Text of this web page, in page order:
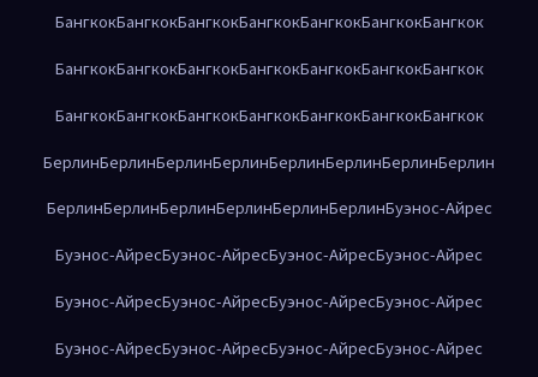
БангкокБангкокБангкокБангкокБангкокБангкокБангкок
БангкокБангкокБангкокБангкокБангкокБангкокБангкок
БангкокБангкокБангкокБангкокБангкокБангкокБангкок
БерлинБерлинБерлинБерлинБерлинБерлинБерлинБерлин
БерлинБерлинБерлинБерлинБерлинБерлинБуэнос-Айрес
Буэнос-АйресБуэнос-АйресБуэнос-АйресБуэнос-Айрес
Буэнос-АйресБуэнос-АйресБуэнос-АйресБуэнос-Айрес
Буэнос-АйресБуэнос-АйресБуэнос-АйресБуэнос-Айрес